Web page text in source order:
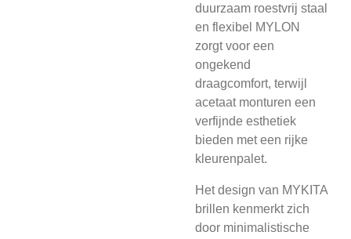
duurzaam roestvrij staal
en flexibel MYLON
zorgt voor een
ongekend
draagcomfort, terwijl
acetaat monturen een
verfijnde esthetiek
bieden met een rijke
kleurenpalet.
Het design van MYKITA
brillen kenmerkt zich
door minimalistische